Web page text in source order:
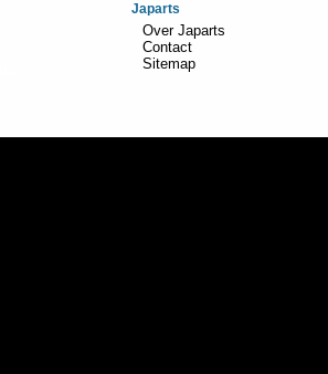
Japarts
Over Japarts
Contact
Sitemap